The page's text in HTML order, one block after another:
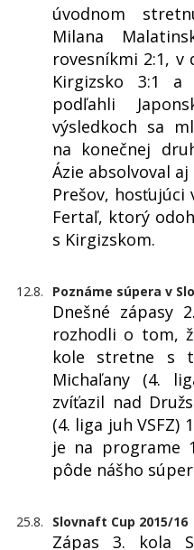
úvodnom
Milana
rovesníkmi 2:1, v
Kirgizsko 3:1
podľahli
výsledkoch sa
na konečnej
Ázie absolvoval
Prešov, hosťujúci
Fertaľ, ktorý
s Kirgizskom.
12.8. Poznáme súpera v
Dnešné zápasy
rozhodli o tom,
kole stretne s
Michaľany (4.
zvíťazil nad
(4. liga juh VSFZ)
je na programe
pôde nášho
25.8. Slovnaft Cup 2015/16
Zápas 3. kola